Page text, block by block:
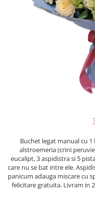
Buchet legat manual cu
alstroemeria (crini
eucalipt, 3 aspidistra si 5
care nu se bat intre ele.
panicum adauga miscare cu
felicitare gratuita. Livram in